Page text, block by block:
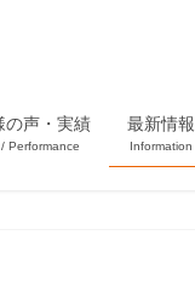
の声・実績
Performance
最新情報
Information